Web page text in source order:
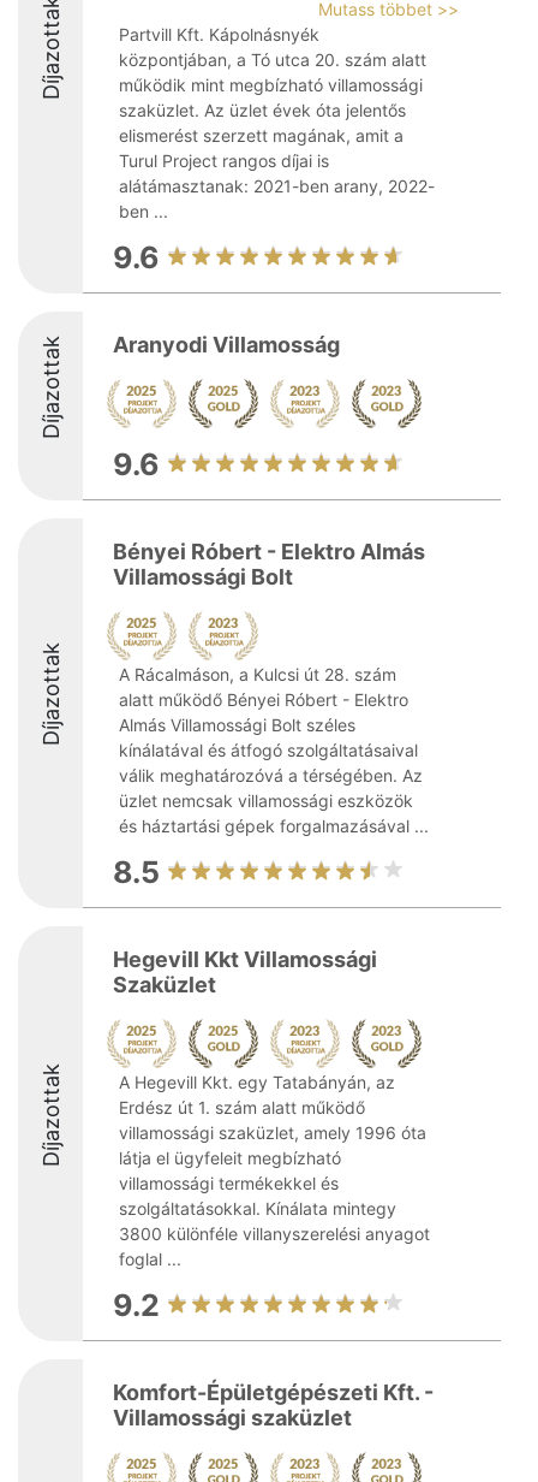
Díjazottak
Mutass többet >>
Partvill Kft. Kápolnásnyék
központjában, a Tó utca 20. szám alatt
működik mint megbízható villamossági
szaküzlet. Az üzlet évek óta jelentős
elismerést szerzett magának, amit a
Turul Project rangos díjai is
alátámasztanak: 2021-ben arany, 2022-
ben ...
9.6
Díjazottak Aranyodi Villamosság
9.6
Díjazottak
Bényei Róbert - Elektro Almás
Villamossági Bolt
A Rácalmáson, a Kulcsi út 28. szám
alatt működő Bényei Róbert - Elektro
Almás Villamossági Bolt széles
kínálatával és átfogó szolgáltatásaival
válik meghatározóvá a térségében. Az
üzlet nemcsak villamossági eszközök
és háztartási gépek forgalmazásával ...
8.5
Díjazottak
Hegevill Kkt Villamossági
Szaküzlet
A Hegevill Kkt. egy Tatabányán, az
Erdész út 1. szám alatt működő
villamossági szaküzlet, amely 1996 óta
látja el ügyfeleit megbízható
villamossági termékekkel és
szolgáltatásokkal. Kínálata mintegy
3800 különféle villanyszerelési anyagot
foglal ...
9.2
Komfort-Épületgépészeti Kft. -
Villamossági szaküzlet